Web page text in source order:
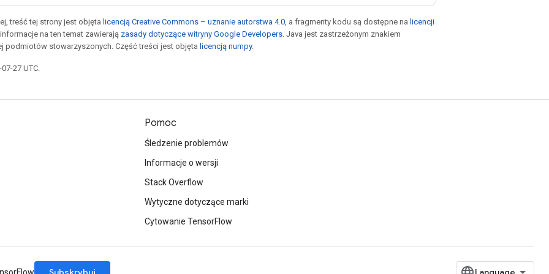
treść tej strony jest objęta licencją Creative Commons – uznanie autorstwa 4.0 , a fragmenty kodu są dostępne na licencji
informacje na ten temat zawierają zasady dotyczące witryny Google Developers . Java jest zastrzeżonym znakiem
podmiotów stowarzyszonych. Część treści jest objęta licencją numpy.
27 UTC.
Pomoc
Śledzenie problemów
Informacje o wersji
Stack Overflow
Wytyczne dotyczące marki
Cytowanie TensorFlow